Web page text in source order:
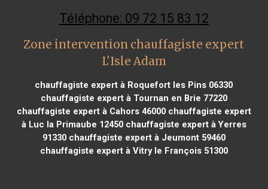
Téléphone: 09 72 15 83 12
Zone intervention chauffagiste expert
L'Isle Adam
chauffagiste expert à Roquefort les Pins 06330
chauffagiste expert à Tournan en Brie 77220
chauffagiste expert à Cahors 46000chauffagiste expert
à Luc la Primaube 12450chauffagiste expert à Yerres
91330chauffagiste expert à Jeumont 59460
chauffagiste expert à Vitry le François 51300